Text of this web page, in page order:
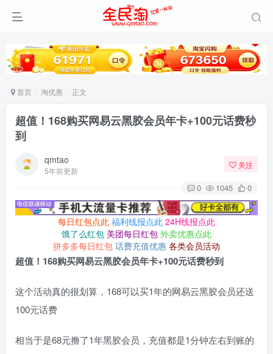
首页 淘优惠 正文
超值！168购买网易云黑胶会员年卡+100元话费秒
到
qmtao
5年前更新
关注
0 1045 0
每日红包点此 福利线报点此 24H线报点此
饿了么红包 美团每日红包 外卖优惠点此
拼多多每日红包 话费充值优惠 各类会员活动
超值！168购买网易云黑胶会员年卡+100元话费秒到
这个活动真的很划算，168可以买1年的网易云黑胶会员还送
100元话费
相当于是68元撸了1年黑胶会员，充值都是1分钟左右到账的